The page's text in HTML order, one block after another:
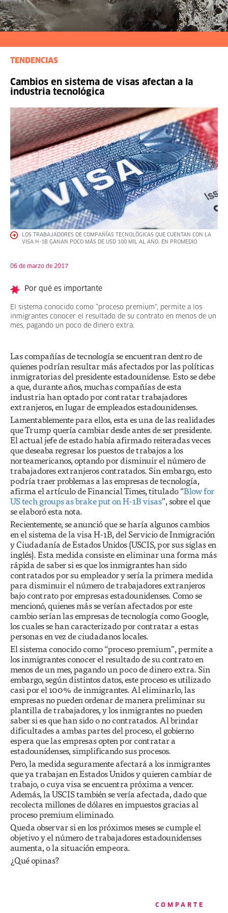
TENDENCIAS
Cambios en sistema de visas afectan a la
industria tecnológica
LOS TRABAJADORES DE COMPAÑÍAS TECNOLÓGICAS QUE CUENTAN CON LA
VISA H-1B GANAN POCO MÁS DE USD 100 MIL AL AÑO, EN PROMEDIO.
06 de marzo de 2017
Por qué es importante
El sistema conocido como “proceso premium”, permite a los
inmigrantes conocer el resultado de su contrato en menos de un
mes, pagando un poco de dinero extra.
Las compañías de tecnología se encuentran dentro de
quienes podrían resultar más afectados por las políticas
inmigratorias del presidente estadounidense. Esto se debe
a que, durante años, muchas compañías de esta
industria han optado por contratar trabajadores
extranjeros, en lugar de empleados estadounidenses.
Lamentablemente para ellos, esta es una de las realidades
que Trump quería cambiar desde antes de ser presidente.
El actual jefe de estado había afirmado reiteradas veces
que deseaba regresar los puestos de trabajos a los
norteamericanos, optando por disminuir el número de
trabajadores extranjeros contratados. Sin embargo, esto
podría traer problemas a las empresas de tecnología,
afirma el artículo de Financial Times, titulado “Blow for
US tech groups as brake put on H-1B visas”, sobre el que
se elaboró esta nota.
Recientemente, se anunció que se haría algunos cambios
en el sistema de la visa H-1B, del Servicio de Inmigración
y Ciudadanía de Estados Unidos (USCIS, por sus siglas en
inglés). Esta medida consiste en eliminar una forma más
rápida de saber si es que los inmigrantes han sido
contratados por su empleador y sería la primera medida
para disminuir el número de trabajadores extranjeros
bajo contrato por empresas estadounidenses. Como se
mencionó, quienes más se verían afectados por este
cambio serían las empresas de tecnología como Google,
los cuales se han caracterizado por contratar a estas
personas en vez de ciudadanos locales.
El sistema conocido como “proceso premium”, permite a
los inmigrantes conocer el resultado de su contrato en
menos de un mes, pagando un poco de dinero extra. Sin
embargo, según distintos datos, este proceso es utilizado
casi por el 100% de inmigrantes. Al eliminarlo, las
empresas no pueden ordenar de manera preliminar su
plantilla de trabajadores, y los inmigrantes no pueden
saber si es que han sido o no contratados. Al brindar
dificultades a ambas partes del proceso, el gobierno
espera que las empresas opten por contratar a
estadounidenses, simplificando sus procesos.
Pero, la medida seguramente afectará a los inmigrantes
que ya trabajan en Estados Unidos y quieren cambiar de
trabajo, o cuya visa se encuentra próxima a vencer.
Además, la USCIS también se vería afectada, dado que
recolecta millones de dólares en impuestos gracias al
proceso premium eliminado.
Queda observar si en los próximos meses se cumple el
objetivo y el número de trabajadores estadounidenses
aumenta, o la situación empeora.
¿Qué opinas?
COMPARTE